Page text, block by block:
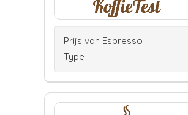
Prijs van Espresso
Type